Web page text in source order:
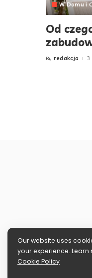
W Domu i
Od
Posted
By redakcja 3
Our website uses
your experience.
Cookie Policy